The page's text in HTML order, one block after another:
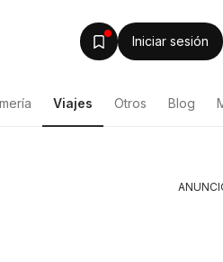
Iniciar sesión
Viajes Otros Blog